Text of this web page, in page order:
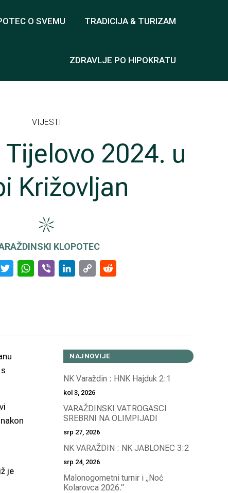
O SVEMU TRADICIJA & TURIZAM
ZDRAVLJE PO HIPOKRATU
VIJESTI
2024. u
Križovljan
KLOPOTEC
Twitter
WhatsApp
ViberLinkedIn
Copy
je
NAJNOVIJE
NK Varaždin : HNK Hajduk 2:1
kol 3, 2026
VARAŽDINSKI VATROGASCI
SREBRNI NA OLIMPIJADI
srp 27, 2026
NK VARAŽDIN : NK JABLONEC 3:2
srp 24, 2026
Malonogometni turnir i „Noć
Kolarovca 2026.“